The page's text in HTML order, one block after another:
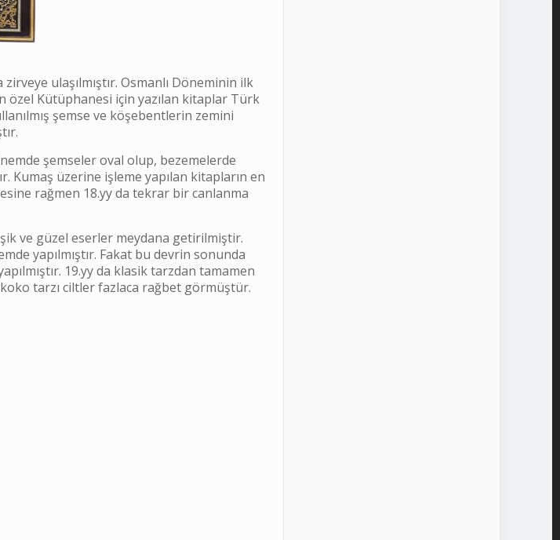
ulaşılmıştır. Osmanlı Döneminin ilk
özel Kütüphanesi için yazılan kitaplar Türk
şemse ve köşebentlerin zemini
şemseler oval olup, bezemelerde
Kumaş üzerine işleme yapılan kitapların en
rağmen 18.yy da tekrar bir canlanma
ve güzel eserler meydana getirilmiştir.
yapılmıştır. Fakat bu devrin sonunda
19.yy da klasik tarzdan tamamen
tarzı ciltler fazlaca rağbet görmüştür.